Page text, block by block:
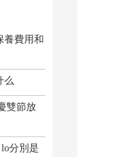
養費用和
么
雙節放
分別是